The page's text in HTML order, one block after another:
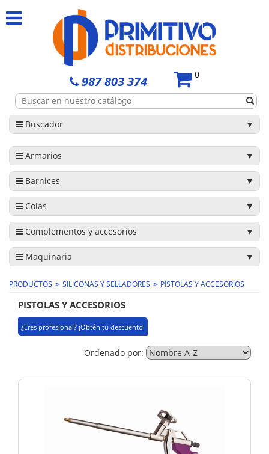
987 803 374 0
Buscador
Armarios
Barnices
Colas
Complementos y accesorios
Maquinaria
PRODUCTOS ➣ SILICONAS Y SELLADORES ➣ PISTOLAS Y ACCESORIOS
PISTOLAS Y ACCESORIOS
¿Eres profesional? ¡Obtén tu descuento!
Ordenado por: